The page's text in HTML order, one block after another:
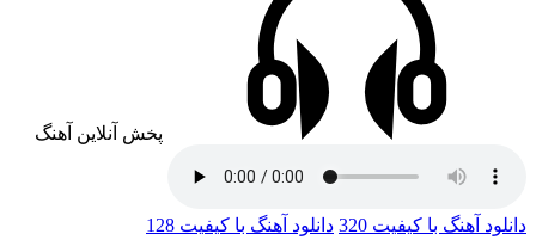
پخش آنلاین آهنگ
دانلود آهنگ با کیفیت 320 دانلود آهنگ با کیفیت 128